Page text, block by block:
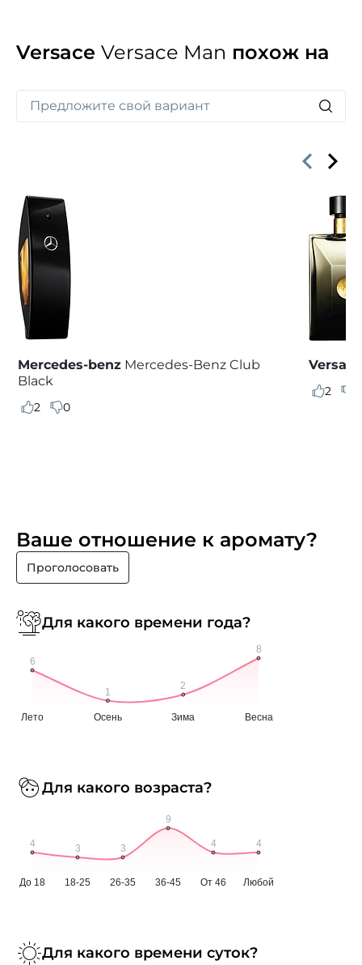
и кардамона сплетается с теплым и чувственным
шлейфом листьев табака, амбры и кашмирового
Versace Versace Man похож на
Mercedes-benz Mercedes-Benz Club
Black
2 0
Versace
2
Ваше отношение к аромату?
Проголосовать
Для какого времени года?
Для какого возраста?
Для какого времени суток?